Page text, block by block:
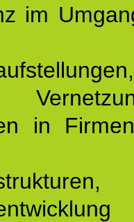
im
in